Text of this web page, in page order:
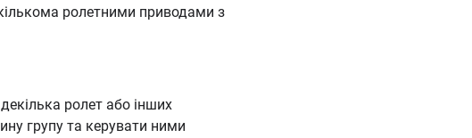
ролетними приводами з
ролет або інших
групу та керувати ними